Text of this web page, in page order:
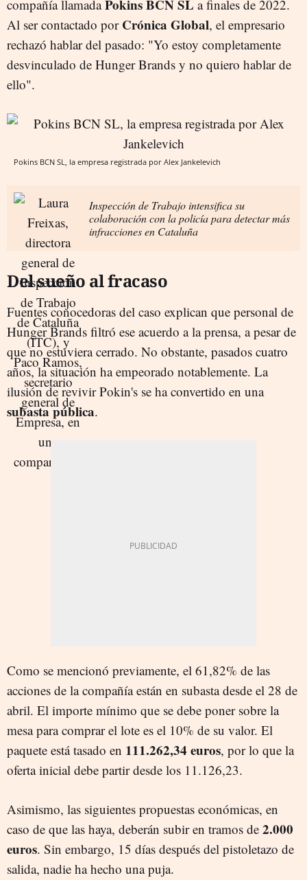
compañía llamadaPokins BCN SL a finales de 2022.
Al ser contactado porCrónica Global, el empresario
rechazó hablar del pasado: "Yo estoy completamente
desvinculado de Hunger Brands y no quiero hablar de
ello".
Pokins BCN SL, la empresa registrada por Alex Jankelevich
Inspección de Trabajo intensifica su
colaboración con la policía para detectar más
infracciones en Cataluña
Del sueño al fracaso
Fuentes conocedoras del caso explican que personal de
Hunger Brands filtró ese acuerdo a la prensa, a pesar de
que no estuviera cerrado. No obstante, pasados cuatro
años, la situación ha empeorado notablemente. La
ilusión de revivir Pokin's se ha convertido en una
subasta pública.
Como se mencionó previamente, el 61,82% de las
acciones de la compañía están en subasta desde el 28 de
abril. El importe mínimo que se debe poner sobre la
mesa para comprar el lote es el 10% de su valor. El
paquete está tasado en 111.262,34 euros, por lo que la
oferta inicial debe partir desde los 11.126,23.
Asimismo, las siguientes propuestas económicas, en
caso de que las haya, deberán subir en tramos de 2.000
euros. Sin embargo, 15 días después del pistoletazo de
salida, nadie ha hecho una puja.